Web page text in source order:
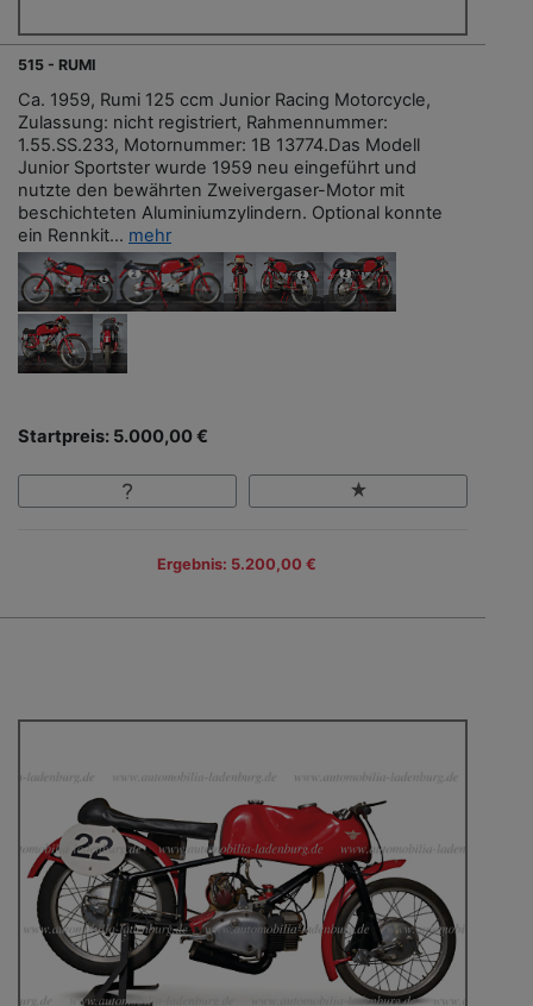
515 - RUMI
Ca. 1959, Rumi 125 ccm Junior Racing Motorcycle,
Zulassung: nicht registriert, Rahmennummer:
1.55.SS.233, Motornummer: 1B 13774.Das Modell
Junior Sportster wurde 1959 neu eingeführt und
nutzte den bewährten Zweivergaser-Motor mit
beschichteten Aluminiumzylindern. Optional konnte
ein Rennkit... mehr
Startpreis: 5.000,00 €
Ergebnis: 5.200,00 €